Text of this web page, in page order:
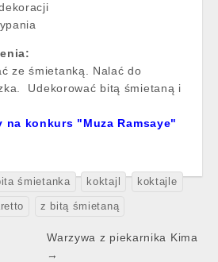
ze śmietanką. Nalać do
Udekorować bitą śmietaną i
na konkurs "Muza Ramsaye"
śmietanka koktajl koktajle
z bitą śmietaną
Warzywa z piekarnika Kima
→